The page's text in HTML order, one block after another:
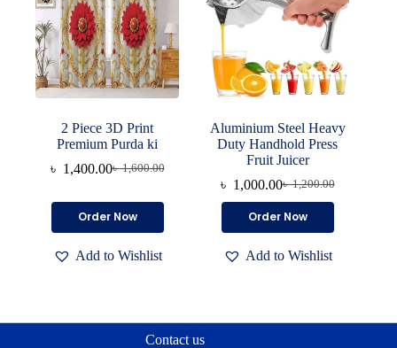
2 Piece 3D Print
Premium Purda ki
৳1,600.00
Original
was:
৳ 1,600.00.
৳ 1,400.00Current
is:
৳ 1,400.00.
Order Now
Add to Wishlist
Aluminium Steel Heavy
Duty Handhold Press
Fruit Juicer
৳1,200.00
Original
price
was:
৳ 1,000.00Current
price
is:
Order Now
Add to Wishlist
Contact us